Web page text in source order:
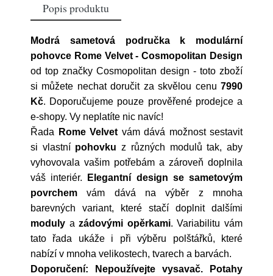
Popis produktu
Modrá sametová područka k modulární
pohovce Rome Velvet - Cosmopolitan Design
od top značky Cosmopolitan design - toto zboží
si můžete nechat doručit za skvělou cenu 7990
Kč. Doporučujeme pouze prověřené prodejce a
e-shopy. Vy neplatíte nic navíc!
Řada
Rome Velvet vám dává možnost sestavit
si vlastní pohovku z různých modulů tak, aby
vyhovovala vašim potřebám a zároveň doplnila
váš interiér.
Elegantní design se sametovým
povrchem vám dává na výběr z mnoha
barevných variant, které stačí doplnit dalšími
moduly azádovými opěrkami. Variabilitu vám
tato řada ukáže i při výběru polštářků, které
nabízí v mnoha velikostech, tvarech a barvách.
Doporučení: Nepoužívejte vysavač. Potahy